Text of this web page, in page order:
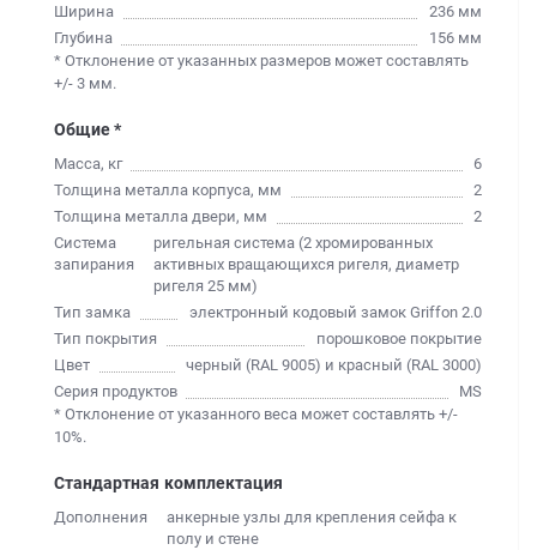
Ширина
236 мм
Глубина
156 мм
* Отклонение от указанных размеров может составлять
+/- 3 мм.
Общие *
Масса, кг
6
Толщина металла корпуса, мм
2
Толщина металла двери, мм
2
Система
запирания
ригельная система (2 хромированных
активных вращающихся ригеля, диаметр
ригеля 25 мм)
Тип замка
электронный кодовый замок Griffon 2.0
Тип покрытия
порошковое покрытие
Цвет
черный (RAL 9005) и красный (RAL 3000)
Серия продуктов
MS
* Отклонение от указанного веса может составлять +/-
10%.
Стандартная комплектация
Дополнения
анкерные узлы для крепления сейфа к
полу и стене